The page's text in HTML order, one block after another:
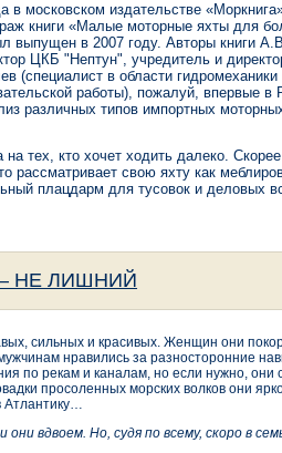
в московском издательстве
книги «Малые моторные яхты для
выпущен в 2007 году. Авторы книги
ЦКБ "Нептун", учредитель и
(специалист в области
работы), пожалуй, впервые в
различных типов импортных
на тех, кто хочет ходить далеко.
рассматривает свою яхту как
плацдарм для тусовок и деловых
— НЕ ЛИШНИЙ
сильных и красивых. Женщин они
нравились за разносторонние
по рекам и каналам, но если нужно, они
просоленных морских волков они
Атлантику…
они вдвоем. Но, судя по всему,скоро в